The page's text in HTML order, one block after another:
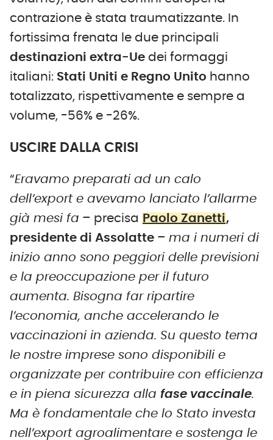
contrazione è stata traumatizzante. In
fortissima frenata le due principali
destinazioni extra-Ue dei formaggi
italiani: Stati Uniti e Regno Unito hanno
totalizzato, rispettivamente e sempre a
volume, -56% e -26%.
USCIRE DALLA CRISI
“Eravamo preparati ad un calo
dell’export e avevamo lanciato l’allarme
già mesi fa – precisa Paolo Zanetti,
presidente di Assolatte – ma i numeri di
inizio anno sono peggiori delle previsioni
e la preoccupazione per il futuro
aumenta. Bisogna far ripartire
l’economia, anche accelerando le
vaccinazioni in azienda. Su questo tema
le nostre imprese sono disponibili e
organizzate per contribuire con efficienza
e in piena sicurezza alla fase vaccinale.
Ma è fondamentale che lo Stato investa
nell’export agroalimentare e sostenga le